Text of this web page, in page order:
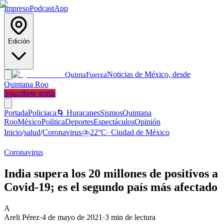
ImpresoPodcastApp
Edición
QuintaFuerzaNoticias de México, desde
Quintana Roo
Suscríbete gratis
PortadaPoliciaca 🌀 HuracanesSismosQuintana
RooMéxicoPolíticaDeportesEspectáculosOpinión
Inicio/salud/Coronavirus⛈️22°C· Ciudad de México
Coronavirus
India supera los 20 millones de positivos a
Covid-19; es el segundo país más afectado
A
Areli Pérez·4 de mayo de 2021 ·3 min de lectura